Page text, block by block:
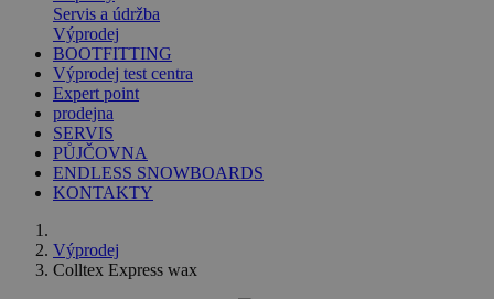
Servis a údržba
Výprodej
BOOTFITTING
Výprodej test centra
Expert point
prodejna
SERVIS
PŮJČOVNA
ENDLESS SNOWBOARDS
KONTAKTY
Výprodej
Colltex Express wax